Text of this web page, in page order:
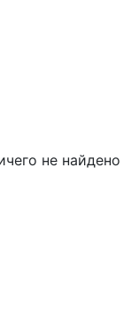
не найдено